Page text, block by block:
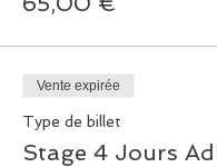
Vente expirée
Type de billet
Stage 4 Jours